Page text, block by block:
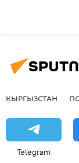
КЫРГЫЗСТАН
Telegram